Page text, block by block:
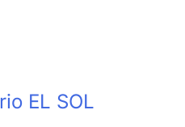
EL SOL